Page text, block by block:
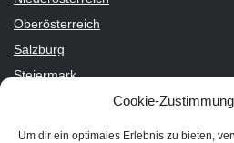
Cookie-
Um dir ein optimales Erlebnis zu bieten,
Oberösterreich
Salzburg
Steiermark